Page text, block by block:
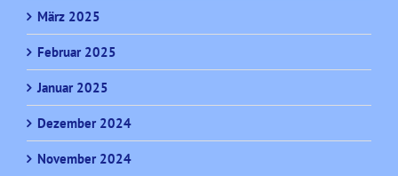
März 2025
Februar 2025
Januar 2025
Dezember 2024
November 2024